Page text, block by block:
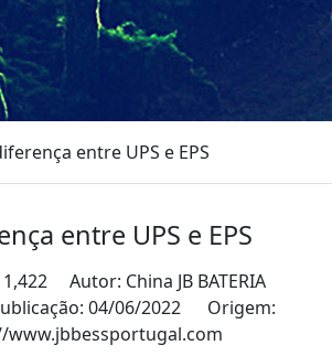
entre UPS e EPS
entre UPS e EPS
1,422 Autor: China JB BATERIA
04/06/2022 Origem:
www.jbbessportugal.com